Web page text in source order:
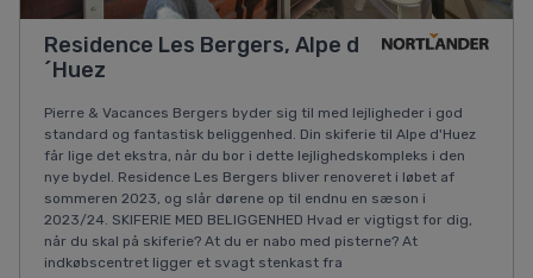
Residence Les Bergers, Alpe d
´Huez
Pierre & Vacances Bergers byder sig til med lejligheder i god
standard og fantastisk beliggenhed. Din skiferie til Alpe d'Huez
får lige det ekstra, når du bor i dette lejlighedskompleks i den
nye bydel. Residence Les Bergers bliver renoveret i løbet af
sommeren 2023, og slår dørene op til endnu en sæson i
2023/24. SKIFERIE MED BELIGGENHED Hvad er vigtigst for dig,
når du skal på skiferie? At du er nabo med pisterne? At
indkøbscentret ligger et svagt stenkast fra